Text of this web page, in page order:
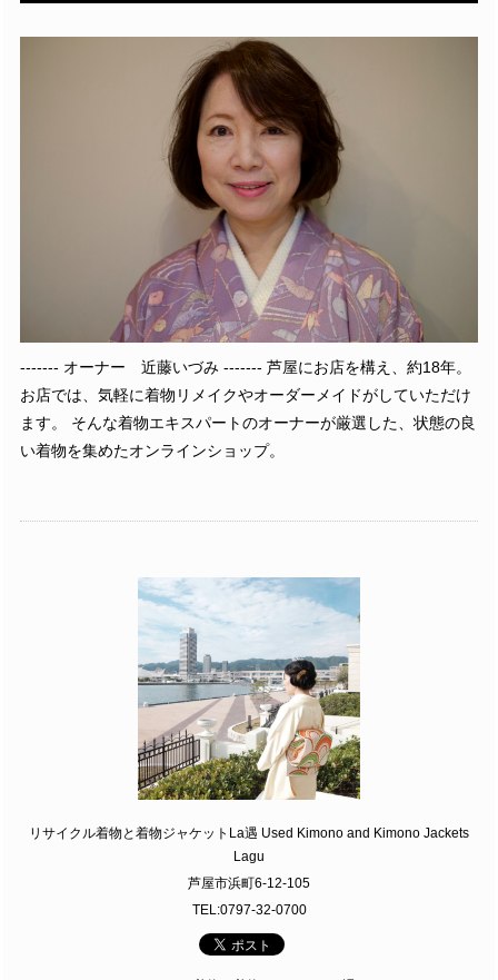
------- オーナー 近藤いづみ ------- 芦屋にお店を構え、約18年。
お店では、気軽に着物リメイクやオーダーメイドがしていただけ
ます。 そんな着物エキスパートのオーナーが厳選した、状態の良
い着物を集めたオンラインショップ。
リサイクル着物と着物ジャケットLa遇 Used Kimono and Kimono Jackets
Lagu
芦屋市浜町6-12-105
TEL:0797-32-0700